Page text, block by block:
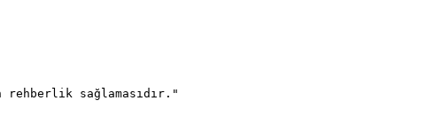
sağlamasıdır."